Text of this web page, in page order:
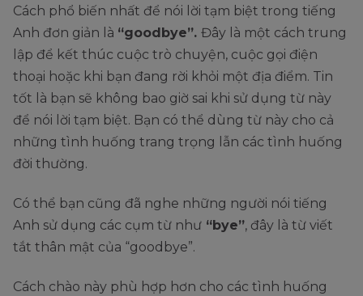
Cách phổ biến nhất để nói lời tạm biệt trong tiếng
Anh đơn giản là “goodbye”. Đây là một cách trung
lập để kết thúc cuộc trò chuyện, cuộc gọi điện
thoại hoặc khi bạn đang rời khỏi một địa điểm. Tin
tốt là bạn sẽ không bao giờ sai khi sử dụng từ này
để nói lời tạm biệt. Bạn có thể dùng từ này cho cả
những tình huống trang trọng lẫn các tình huống
đời thường.
Có thể bạn cũng đã nghe những người nói tiếng
Anh sử dụng các cụm từ như “bye”, đây là từ viết
tắt thân mật của “goodbye”.
Cách chào này phù hợp hơn cho các tình huống